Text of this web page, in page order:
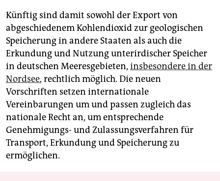
Künftig sind damit sowohl der Export von
abgeschiedenem Kohlendioxid zur ⁠geologischen
Speicherung in andere Staaten als auch die
Erkundung und Nutzung unterirdischer Speicher
in deutschen Meeresgebieten, ‍ insbesondere ⁠in der
Nordsee, rechtlich möglich. Die ‌neuen
Vorschriften setzen internationale
Vereinbarungen um und passen zugleich das
nationale Recht an, um entsprechende
Genehmigungs- und Zulassungsverfahren ‌für
Transport, Erkundung und Speicherung zu
ermöglichen.